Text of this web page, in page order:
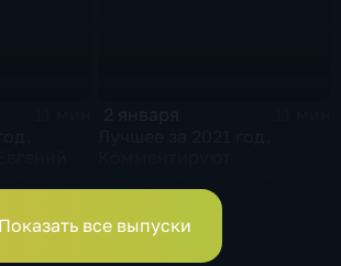
Показать все выпуски